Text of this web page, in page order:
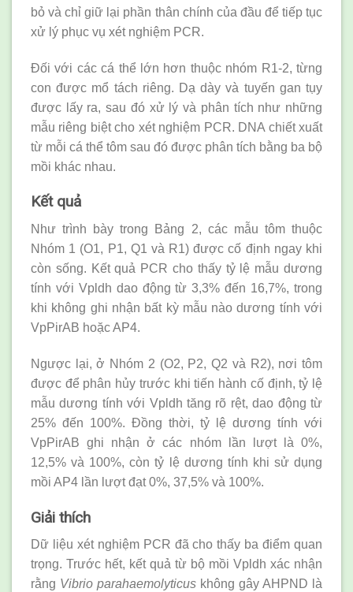
bỏ và chỉ giữ lại phần thân chính của đầu để tiếp tục
xử lý phục vụ xét nghiệm PCR.
Đối với các cá thể lớn hơn thuộc nhóm R1-2, từng
con được mổ tách riêng. Dạ dày và tuyến gan tụy
được lấy ra, sau đó xử lý và phân tích như những
mẫu riêng biệt cho xét nghiệm PCR. DNA chiết xuất
từ mỗi cá thể tôm sau đó được phân tích bằng ba bộ
mồi khác nhau.
Kết quả
Như trình bày trong Bảng 2, các mẫu tôm thuộc
Nhóm 1 (O1, P1, Q1 và R1) được cố định ngay khi
còn sống. Kết quả PCR cho thấy tỷ lệ mẫu dương
tính với Vpldh dao động từ 3,3% đến 16,7%, trong
khi không ghi nhận bất kỳ mẫu nào dương tính với
VpPirAB hoặc AP4.
Ngược lại, ở Nhóm 2 (O2, P2, Q2 và R2), nơi tôm
được để phân hủy trước khi tiến hành cố định, tỷ lệ
mẫu dương tính với Vpldh tăng rõ rệt, dao động từ
25% đến 100%. Đồng thời, tỷ lệ dương tính với
VpPirAB ghi nhận ở các nhóm lần lượt là 0%,
12,5% và 100%, còn tỷ lệ dương tính khi sử dụng
mồi AP4 lần lượt đạt 0%, 37,5% và 100%.
Giải thích
Dữ liệu xét nghiệm PCR đã cho thấy ba điểm quan
trọng. Trước hết, kết quả từ bộ mồi Vpldh xác nhận
rằng Vibrio parahaemolyticus không gây AHPND là